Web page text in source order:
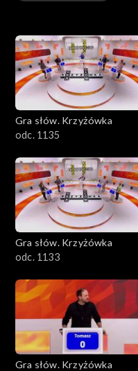
Gra słów. Krzyżówka
odc. 1135
Gra słów. Krzyżówka
odc. 1133
Gra słów. Krzyżówka